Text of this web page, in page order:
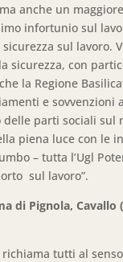
anche un
infortunio sul
sul lavoro.
sicurezza, con
la Regione
e
parti sociali
piena luce con le
– tutta l’Ugl
sul lavoro”.
di Pignola,
tutti al